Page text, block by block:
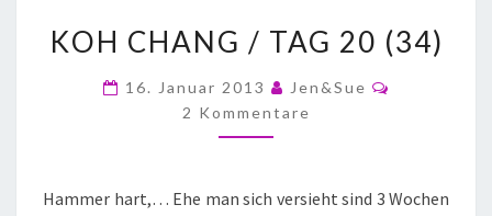
KOH CHANG / TAG 20 (34)
16. Januar 2013
Jen&Sue
2 Kommentare
Hammer hart,… Ehe man sich versieht sind 3 Wochen